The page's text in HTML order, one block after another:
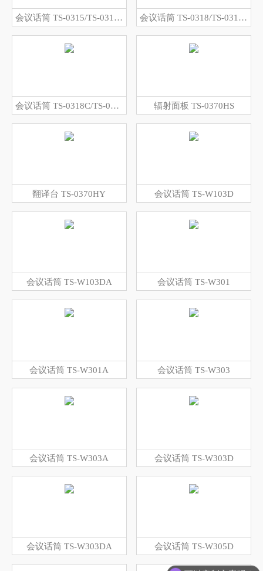
会议话筒 TS-0315/TS-0315A 会议话筒 TS-0318/TS-0318A
会议话筒 TS-0318C/TS-0318CA 辐射面板 TS-0370HS
翻译台 TS-0370HY 会议话筒 TS-W103D
会议话筒 TS-W103DA 会议话筒 TS-W301
会议话筒 TS-W301A 会议话筒 TS-W303
会议话筒 TS-W303A 会议话筒 TS-W303D
会议话筒 TS-W303DA 会议话筒 TS-W305D
可以定制方案吗？